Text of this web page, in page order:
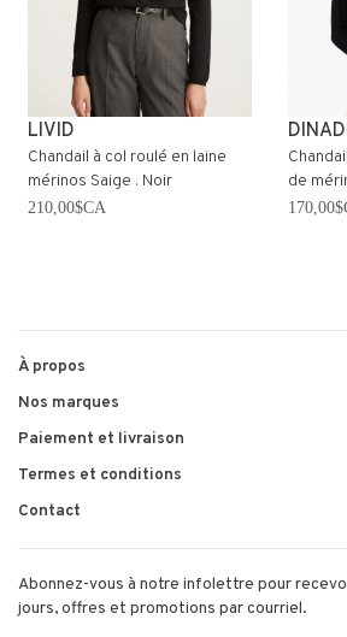
LIVID
Chandail à col roulé en laine
mérinos Saige . Noir
210,00$CA
de
À propos
Nos marques
Paiement et livraison
Termes et conditions
Contact
Abonnez-vous à notre infolettre pour
jours, offres et promotions par courriel.